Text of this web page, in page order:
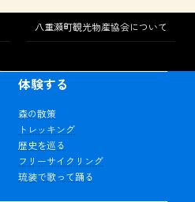
八重瀬町観光物産協会について
体験する
森の散策
トレッキング
歴史を巡る
フリーサイクリング
琉装で歌って踊る